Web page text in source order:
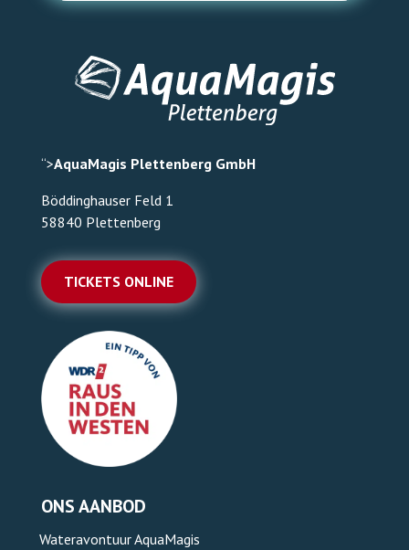
“>AquaMagis Plettenberg GmbH
Böddinghauser Feld 1
58840 Plettenberg
TICKETS ONLINE
ONS AANBOD
Wateravontuur AquaMagis